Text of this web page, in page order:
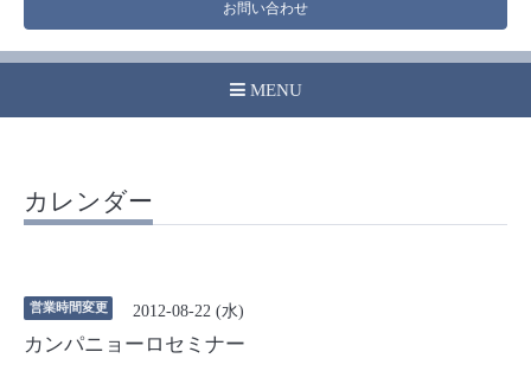
お問い合わせ
MENU
カレンダー
営業時間変更 2012-08-22 (水)
カンパニョーロセミナー